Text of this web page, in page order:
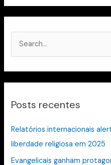
u
s
a
r
Posts recentes
Relatórios internacionais
liberdade religiosa em 2025
Evangelicais ganham